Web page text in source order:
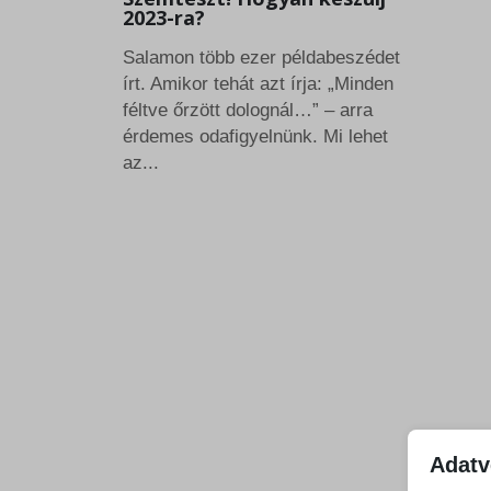
2023-ra?
Salamon több ezer példabeszédet
írt. Amikor tehát azt írja: „Minden
féltve őrzött dolognál…” – arra
érdemes odafigyelnünk. Mi lehet
az...